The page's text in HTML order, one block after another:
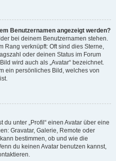
Benutzernamen angezeigt werden?
bei deinem Benutzernamen stehen.
Rang verknüpft: Oft sind dies Sterne,
oder deinen Status im Forum
wird auch als „Avatar“ bezeichnet.
ein persönliches Bild, welches von
unter „Profil“ einen Avatar über eine
Gravatar, Galerie, Remote oder
bestimmen, ob und wie die
du keinen Avatar benutzen kannst,